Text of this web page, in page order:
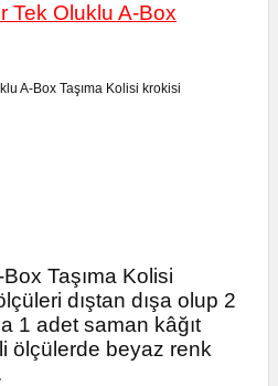
Tek Oluklu A-Box
Taşıma Kolisi
dıştan dışa olup 2
1 adet saman kâğıt
ölçülerde beyaz renk